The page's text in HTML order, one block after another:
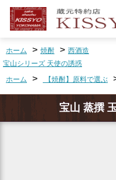
ホーム > 焼酎 > 西酒造
宝山シリーズ 天使の誘惑
ホーム
> 【焼酎】原料で選ぶ
宝山 蒸撰